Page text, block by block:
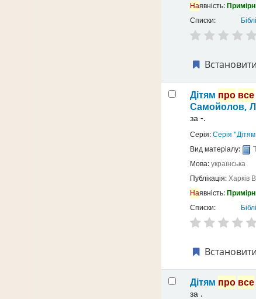
Наявність:
Списки:
Дітям про все
Самойолов,
за-.
Серія:Серія "Дітям
Вид матеріалу:
Мова:українська
Публікація:Харків
Наявність:
Списки:
Дітям про все
за .